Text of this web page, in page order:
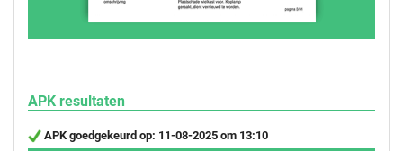
APK resultaten
APK goedgekeurd op: 11-08-2025 om 13:10